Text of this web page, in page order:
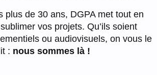
plus de 30 ans, DGPA met tout en
vos projets. Qu’ils soient
ou audiovisuels, on vous le
: nous sommes là !